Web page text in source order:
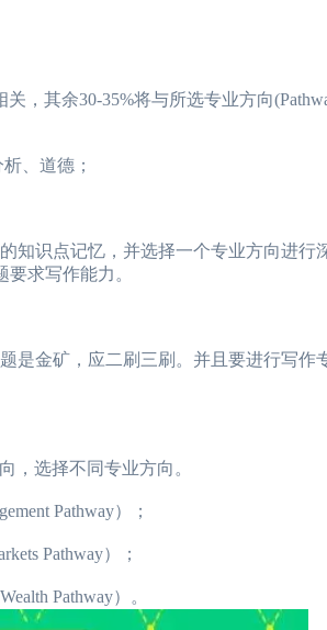
其余30-35%将与所选专业方向
、道德；
识点记忆，并选择一个专业方向进行
求写作能力。
金矿，应二刷三刷。并且要进行写作
选择不同专业方向。
Pathway）；
Pathway）；
Pathway）。